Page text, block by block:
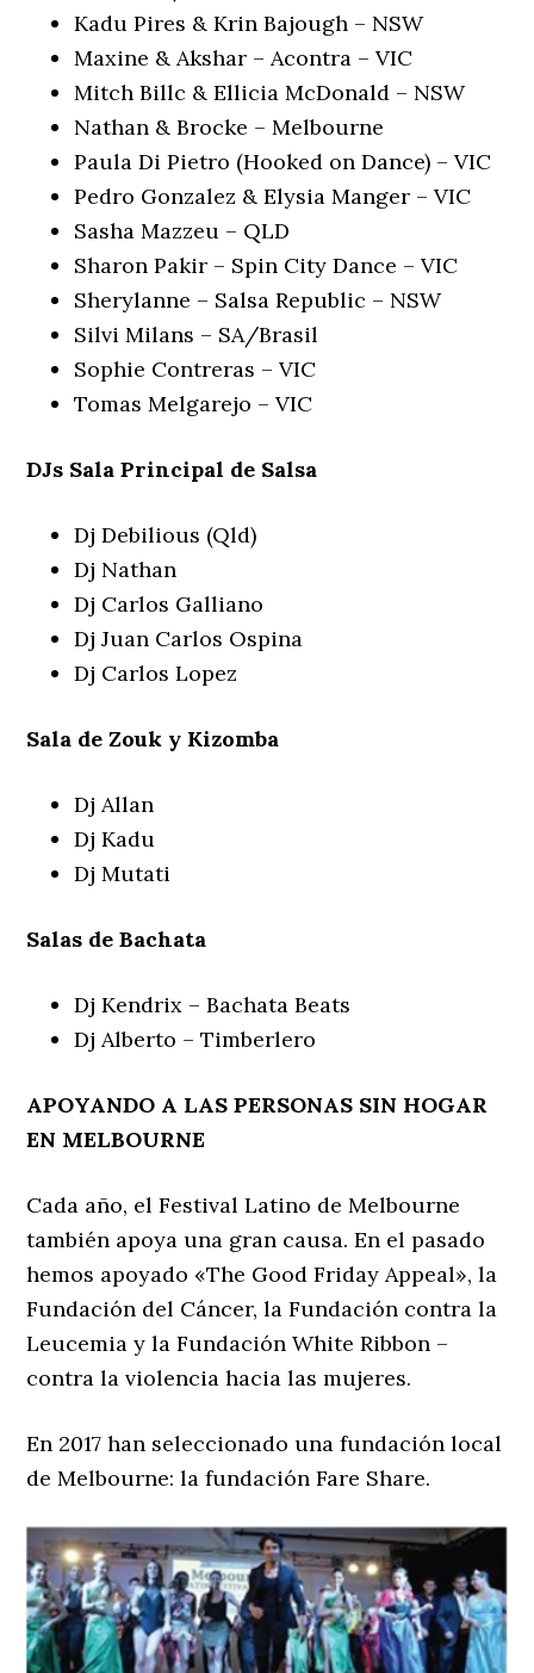
Kadu Pires & Krin Bajough – NSW
Maxine & Akshar – Acontra – VIC
Mitch Billc & Ellicia McDonald – NSW
Nathan & Brocke – Melbourne
Paula Di Pietro (Hooked on Dance) – VIC
Pedro Gonzalez & Elysia Manger – VIC
Sasha Mazzeu – QLD
Sharon Pakir – Spin City Dance – VIC
Sherylanne – Salsa Republic – NSW
Silvi Milans – SA/Brasil
Sophie Contreras – VIC
Tomas Melgarejo – VIC
DJs Sala Principal de Salsa
Dj Debilious (Qld)
Dj Nathan
Dj Carlos Galliano
Dj Juan Carlos Ospina
Dj Carlos Lopez
Sala de Zouk y Kizomba
Dj Allan
Dj Kadu
Dj Mutati
Salas de Bachata
Dj Kendrix – Bachata Beats
Dj Alberto – Timberlero
APOYANDO A LAS PERSONAS SIN HOGAR
EN MELBOURNE
Cada año, el Festival Latino de Melbourne
también apoya una gran causa. En el pasado
hemos apoyado «The Good Friday Appeal», la
Fundación del Cáncer, la Fundación contra la
Leucemia y la Fundación White Ribbon –
contra la violencia hacia las mujeres.
En 2017 han seleccionado una fundación local
de Melbourne: la fundación Fare Share.